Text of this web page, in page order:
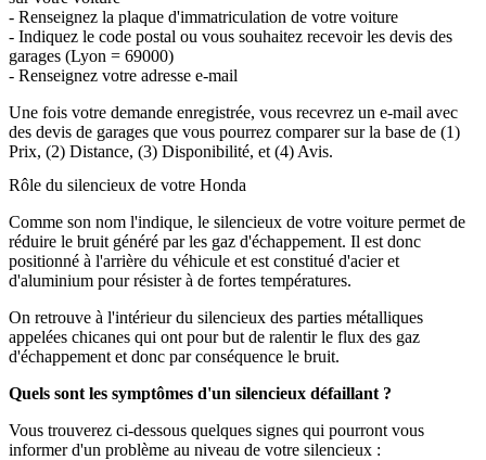
- Renseignez la plaque d'immatriculation de votre voiture
- Indiquez le code postal ou vous souhaitez recevoir les devis des
garages (Lyon = 69000)
- Renseignez votre adresse e-mail
Une fois votre demande enregistrée, vous recevrez un e-mail avec
des devis de garages que vous pourrez comparer sur la base de (1)
Prix, (2) Distance, (3) Disponibilité, et (4) Avis.
Rôle du silencieux de votre Honda
Comme son nom l'indique, le silencieux de votre voiture permet de
réduire le bruit généré par les gaz d'échappement. Il est donc
positionné à l'arrière du véhicule et est constitué d'acier et
d'aluminium pour résister à de fortes températures.
On retrouve à l'intérieur du silencieux des parties métalliques
appelées chicanes qui ont pour but de ralentir le flux des gaz
d'échappement et donc par conséquence le bruit.
Quels sont les symptômes d'un silencieux défaillant ?
Vous trouverez ci-dessous quelques signes qui pourront vous
informer d'un problème au niveau de votre silencieux :